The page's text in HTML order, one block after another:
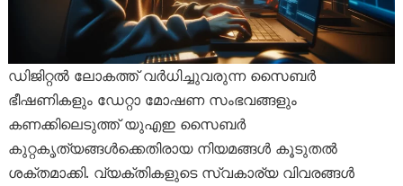
ഡിജിറ്റൽ ലോകത്ത് വർധിച്ചുവരുന്ന സൈബർ
ഭീഷണികളും ഡേറ്റാ മോഷണ സംഭവങ്ങളും
കണക്കിലെടുത്ത് യുഎഇ സൈബർ
കുറ്റകൃത്യങ്ങൾക്കെതിരായ നിയമങ്ങൾ കൂടുതൽ
ശക്തമാക്കി. വ്യക്തികളുടെ സ്വകാര്യ വിവരങ്ങൾ